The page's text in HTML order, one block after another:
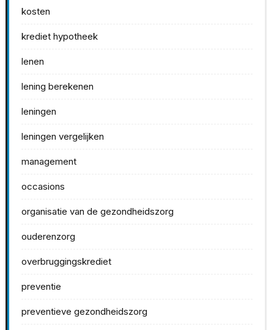
kosten
krediet hypotheek
lenen
lening berekenen
leningen
leningen vergelijken
management
occasions
organisatie van de gezondheidszorg
ouderenzorg
overbruggingskrediet
preventie
preventieve gezondheidszorg